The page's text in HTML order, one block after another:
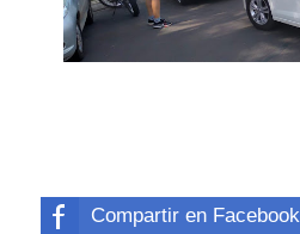
Compartir en Facebook